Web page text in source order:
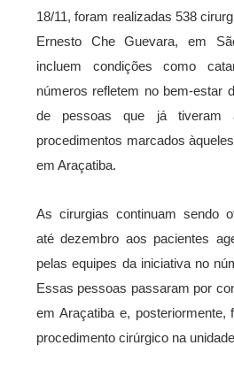
18/11, foram realizadas 538
Ernesto Che Guevara, em
incluem condições como
números refletem no bem-estar
de pessoas que já
procedimentos marcados
em Araçatiba.
As cirurgias continuam sendo
até dezembro aos pacientes
pelas equipes da iniciativa no
Essas pessoas passaram por
em Araçatiba e, posteriormente,
procedimento cirúrgico na